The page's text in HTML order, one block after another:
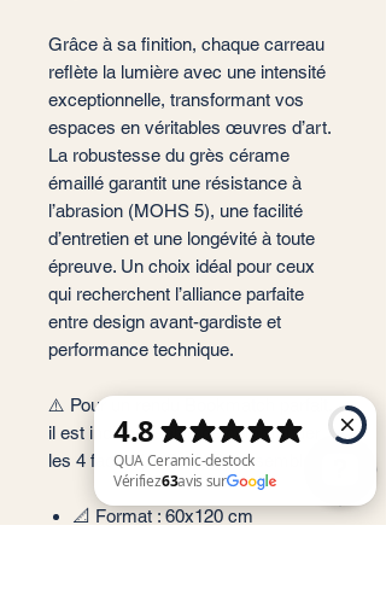
Grâce à sa finition, chaque carreau
reflète la lumière avec une intensité
exceptionnelle, transformant vos
espaces en véritables œuvres d’art.
La robustesse du grès cérame
émaillé garantit une résistance à
l’abrasion (MOHS 5), une facilité
d’entretien et une longévité à toute
épreuve. Un choix idéal pour ceux
qui recherchent l’alliance parfaite
entre design avant-gardiste et
performance technique.
⚠️ Pour un rendu Bookmatch parfait,
il est indispensable de commander
les 4 faces (A, B, C, D) ensemble.
📐 Format : 60x120 cm